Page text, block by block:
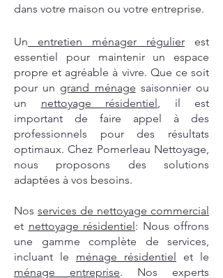
dans votre maison ou votre entreprise.
Un entretien ménager régulier est
essentiel pour maintenir un espace
propre et agréable à vivre. Que ce soit
pour un grand ménage saisonnier ou
un nettoyage résidentiel, il est
important de faire appel à des
professionnels pour des résultats
optimaux. Chez Pomerleau Nettoyage,
nous proposons des solutions
adaptées à vos besoins.
Nos services de nettoyage commercial
et nettoyage résidentiel: Nous offrons
une gamme complète de services,
incluant le ménage résidentiel et le
ménage entreprise. Nos experts